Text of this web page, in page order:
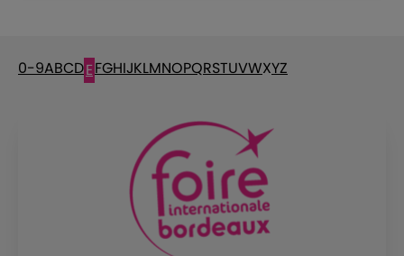
0-9ABCDEFGHIJKLMNOPQRSTUVWXYZ